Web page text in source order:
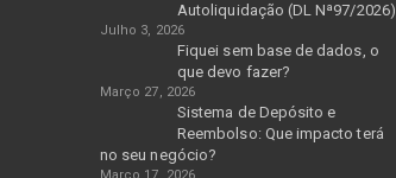
Autoliquidação (DL Nª97/2026)
Julho 3, 2026
Fiquei sem base de dados, o
que devo fazer?
Março 27, 2026
Sistema de Depósito e
Reembolso: Que impacto terá
no seu negócio?